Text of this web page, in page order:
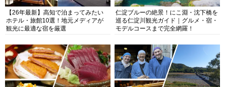
【26年最新】高知で泊まってみたい
ホテル・旅館10選！地元メディアが
観光に最適な宿を厳選
仁淀ブルーの絶景！にこ淵・沈下橋を
巡る仁淀川観光ガイド｜グルメ・宿・
モデルコースまで完全網羅！